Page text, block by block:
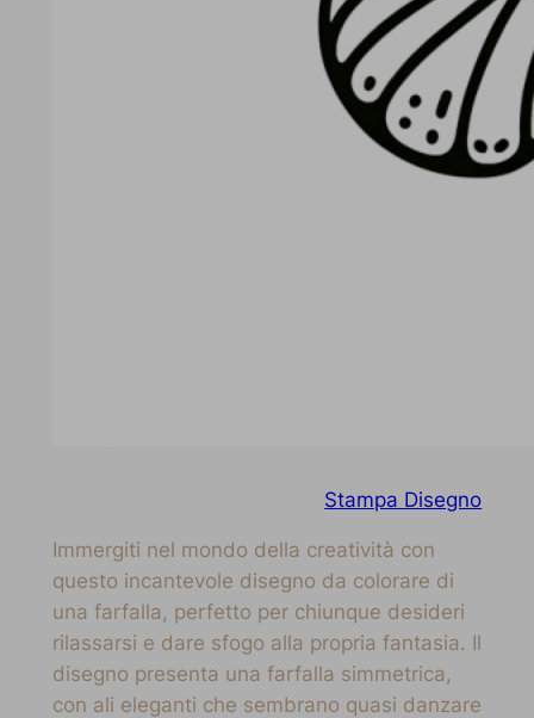
Stampa Disegno
Immergiti nel mondo della creatività con
questo incantevole disegno da colorare di
una farfalla, perfetto per chiunque desideri
rilassarsi e dare sfogo alla propria fantasia. Il
disegno presenta una farfalla simmetrica,
con ali eleganti che sembrano quasi danzare